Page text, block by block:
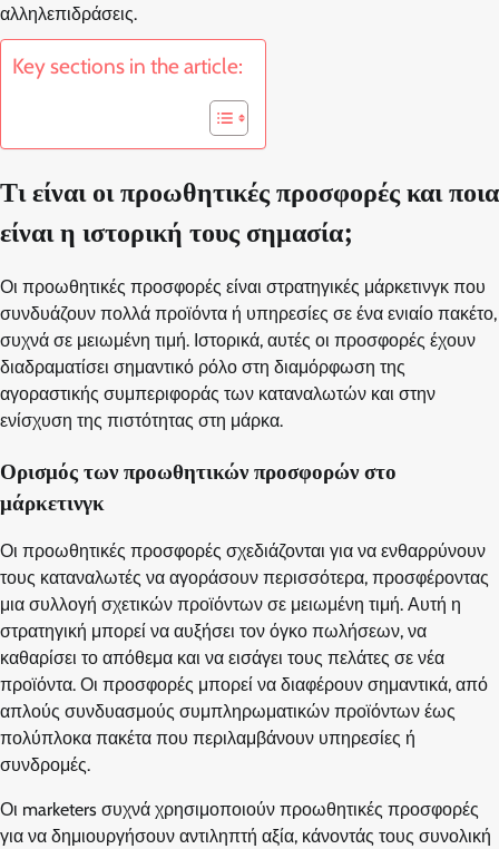
αλληλεπιδράσεις.
Key sections in the article:
Τι είναι οι προωθητικές προσφορές και ποια
είναι η ιστορική τους σημασία;
Οι προωθητικές προσφορές είναι στρατηγικές μάρκετινγκ που
συνδυάζουν πολλά προϊόντα ή υπηρεσίες σε ένα ενιαίο πακέτο,
συχνά σε μειωμένη τιμή. Ιστορικά, αυτές οι προσφορές έχουν
διαδραματίσει σημαντικό ρόλο στη διαμόρφωση της
αγοραστικής συμπεριφοράς των καταναλωτών και στην
ενίσχυση της πιστότητας στη μάρκα.
Ορισμός των προωθητικών προσφορών στο
μάρκετινγκ
Οι προωθητικές προσφορές σχεδιάζονται για να ενθαρρύνουν
τους καταναλωτές να αγοράσουν περισσότερα, προσφέροντας
μια συλλογή σχετικών προϊόντων σε μειωμένη τιμή. Αυτή η
στρατηγική μπορεί να αυξήσει τον όγκο πωλήσεων, να
καθαρίσει το απόθεμα και να εισάγει τους πελάτες σε νέα
προϊόντα. Οι προσφορές μπορεί να διαφέρουν σημαντικά, από
απλούς συνδυασμούς συμπληρωματικών προϊόντων έως
πολύπλοκα πακέτα που περιλαμβάνουν υπηρεσίες ή
συνδρομές.
Οι marketers συχνά χρησιμοποιούν προωθητικές προσφορές
για να δημιουργήσουν αντιληπτή αξία, κάνοντάς τους συνολική